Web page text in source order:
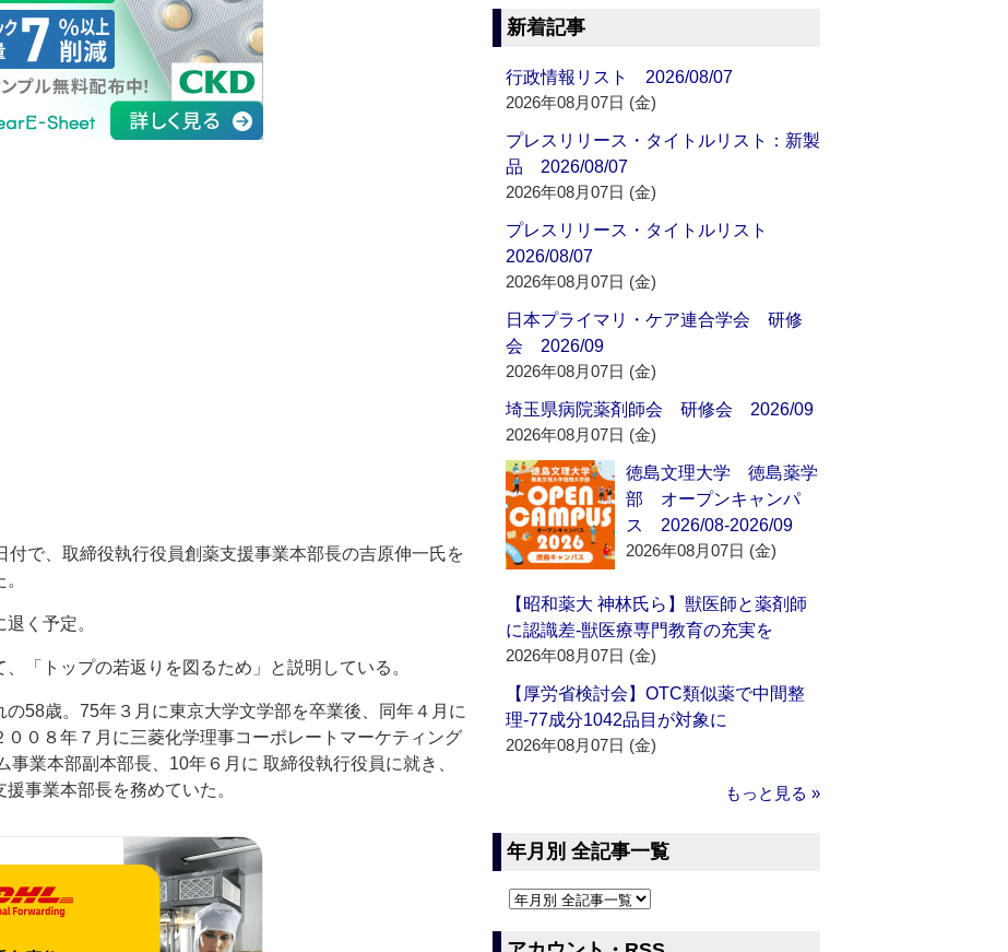
で、取締役執行役員創薬支援事業本部長の吉原伸一氏を
く予定。
「トップの若返りを図るため」と説明している。
58歳。75年３月に東京大学文学部を卒業後、同年４月に
０８年７月に三菱化学理事コーポレートマーケティング
業本部副本部長、10年６月に 取締役執行役員に就き、
事業本部長を務めていた。
新着記事
行政情報リスト 2026/08/07
2026年08月07日 (金)
プレスリリース・タイトルリスト：新製
品 2026/08/07
2026年08月07日 (金)
プレスリリース・タイトルリスト
2026/08/07
2026年08月07日 (金)
日本プライマリ・ケア連合学会 研修
会 2026/09
2026年08月07日 (金)
埼玉県病院薬剤師会 研修会 2026/09
2026年08月07日 (金)
徳島文理大学 徳島薬学
部 オープンキャンパ
ス 2026/08-2026/09
2026年08月07日 (金)
【昭和薬大 神林氏ら】獣医師と薬剤師
に認識差‐獣医療専門教育の充実を
2026年08月07日 (金)
【厚労省検討会】OTC類似薬で中間整
理‐77成分1042品目が対象に
2026年08月07日 (金)
もっと見る »
年月別 全記事一覧